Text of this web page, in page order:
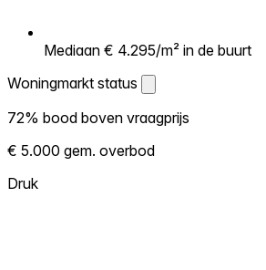
Mediaan € 4.295/m² in de buurt
Woningmarkt status
Woningmarkt status
Laat zien hoe competitief de markt hier is.
Hoe meer woningen boven vraagprijs
verkopen, hoe heter. Heet? Verwacht
72% bood boven vraagprijs
€ 5.000 gem. overbod
Druk